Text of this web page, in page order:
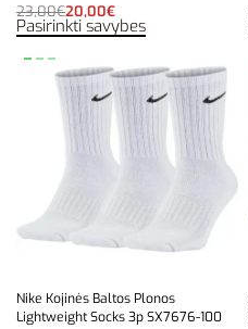
23,00€20,00€
Pasirinkti savybes
Nike Kojinės Baltos Plonos
Lightweight Socks 3p SX7676-100